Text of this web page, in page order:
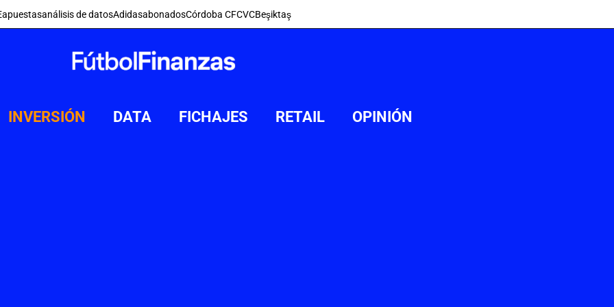
apuestasanálisis de datosAdidasabonadosCórdoba CFCVCBeşiktaş
INVERSIÓN DATA FICHAJES RETAIL OPINIÓN